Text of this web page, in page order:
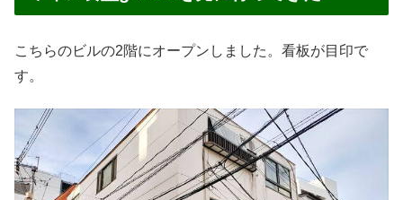
こちらのビルの2階にオープンしました。看板が目印で
す。